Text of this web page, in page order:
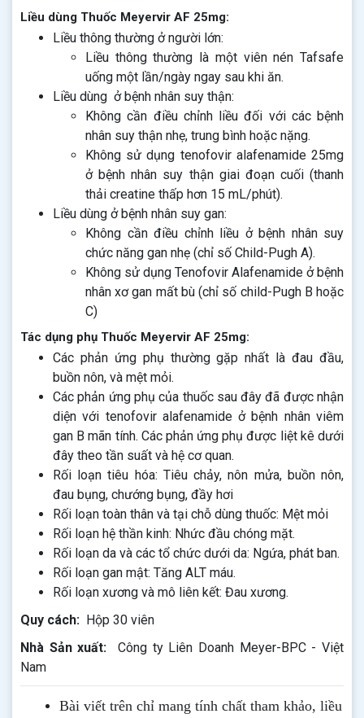
Liều dùng Thuốc Meyervir AF 25mg:
Liều thông thường ở người lớn:
Liều thông thường là một viên nén Tafsafe
uống một lần/ngày ngay sau khi ăn.
Liều dùng ở bệnh nhân suy thận:
Không cần điều chỉnh liều đối với các bệnh
nhân suy thận nhẹ, trung bình hoặc nặng.
Không sử dụng tenofovir alafenamide 25mg
ở bệnh nhân suy thận giai đoạn cuối (thanh
thải creatine thấp hơn 15 mL/phút).
Liều dùng ở bệnh nhân suy gan:
Không cần điều chỉnh liều ở bệnh nhân suy
chức năng gan nhẹ (chỉ số Child-Pugh A).
Không sử dụng Tenofovir Alafenamide ở bệnh
nhân xơ gan mất bù (chỉ số child-Pugh B hoặc
C)
Tác dụng phụ Thuốc Meyervir AF 25mg:
Các phản ứng phụ thường gặp nhất là đau đầu,
buồn nôn, và mệt mỏi.
Các phản ứng phụ của thuốc sau đây đã được nhận
diện với tenofovir alafenamide ở bệnh nhân viêm
gan B mãn tính. Các phản ứng phụ được liệt kê dưới
đây theo tần suất và hệ cơ quan.
Rối loạn tiêu hóa: Tiêu chảy, nôn mửa, buồn nôn,
đau bụng, chướng bụng, đầy hơi
Rối loạn toàn thân và tại chỗ dùng thuốc: Mệt mỏi
Rối loạn hệ thần kinh: Nhức đầu chóng mặt.
Rối loạn da và các tổ chức dưới da: Ngứa, phát ban.
Rối loạn gan mật: Tăng ALT máu.
Rối loạn xương và mô liên kết: Đau xương.
Quy cách: Hộp 30 viên
Nhà Sản xuất: Công ty Liên Doanh Meyer-BPC - Việt
Nam
Bài viết trên chỉ mang tính chất tham khảo, liều